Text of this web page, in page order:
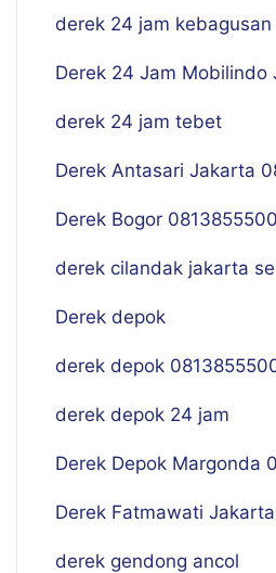
derek 24 jam kebagusan
Derek 24 Jam Mobilindo
derek 24 jam tebet
Derek Antasari Jakarta
Derek Bogor
derek cilandak jakarta
Derek depok
derek depok
derek depok 24 jam
Derek Depok Margonda
Derek Fatmawati
derek gendong ancol